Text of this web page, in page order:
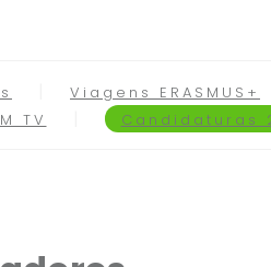
Viagens ERASMUS+
TV Candidaturas